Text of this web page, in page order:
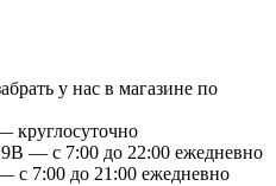
у нас в магазине по
круглосуточно
— с 7:00 до 22:00 ежедневно
с 7:00 до 21:00 ежедневно